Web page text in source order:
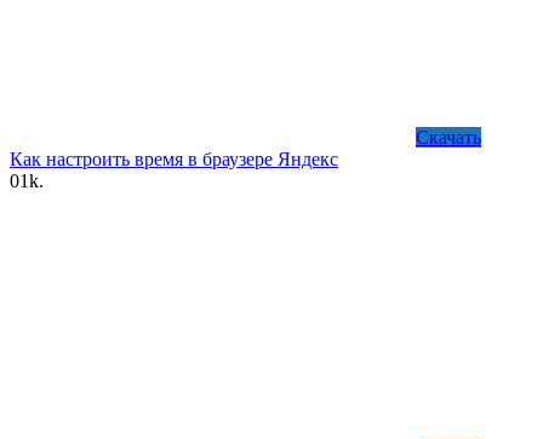
Скачать
Как настроить время в браузере Яндекс
01k.